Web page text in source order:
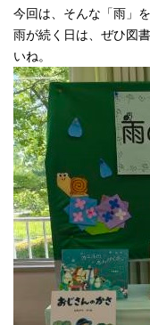
今回は、そんな「雨」
雨が続く日は、ぜひ図